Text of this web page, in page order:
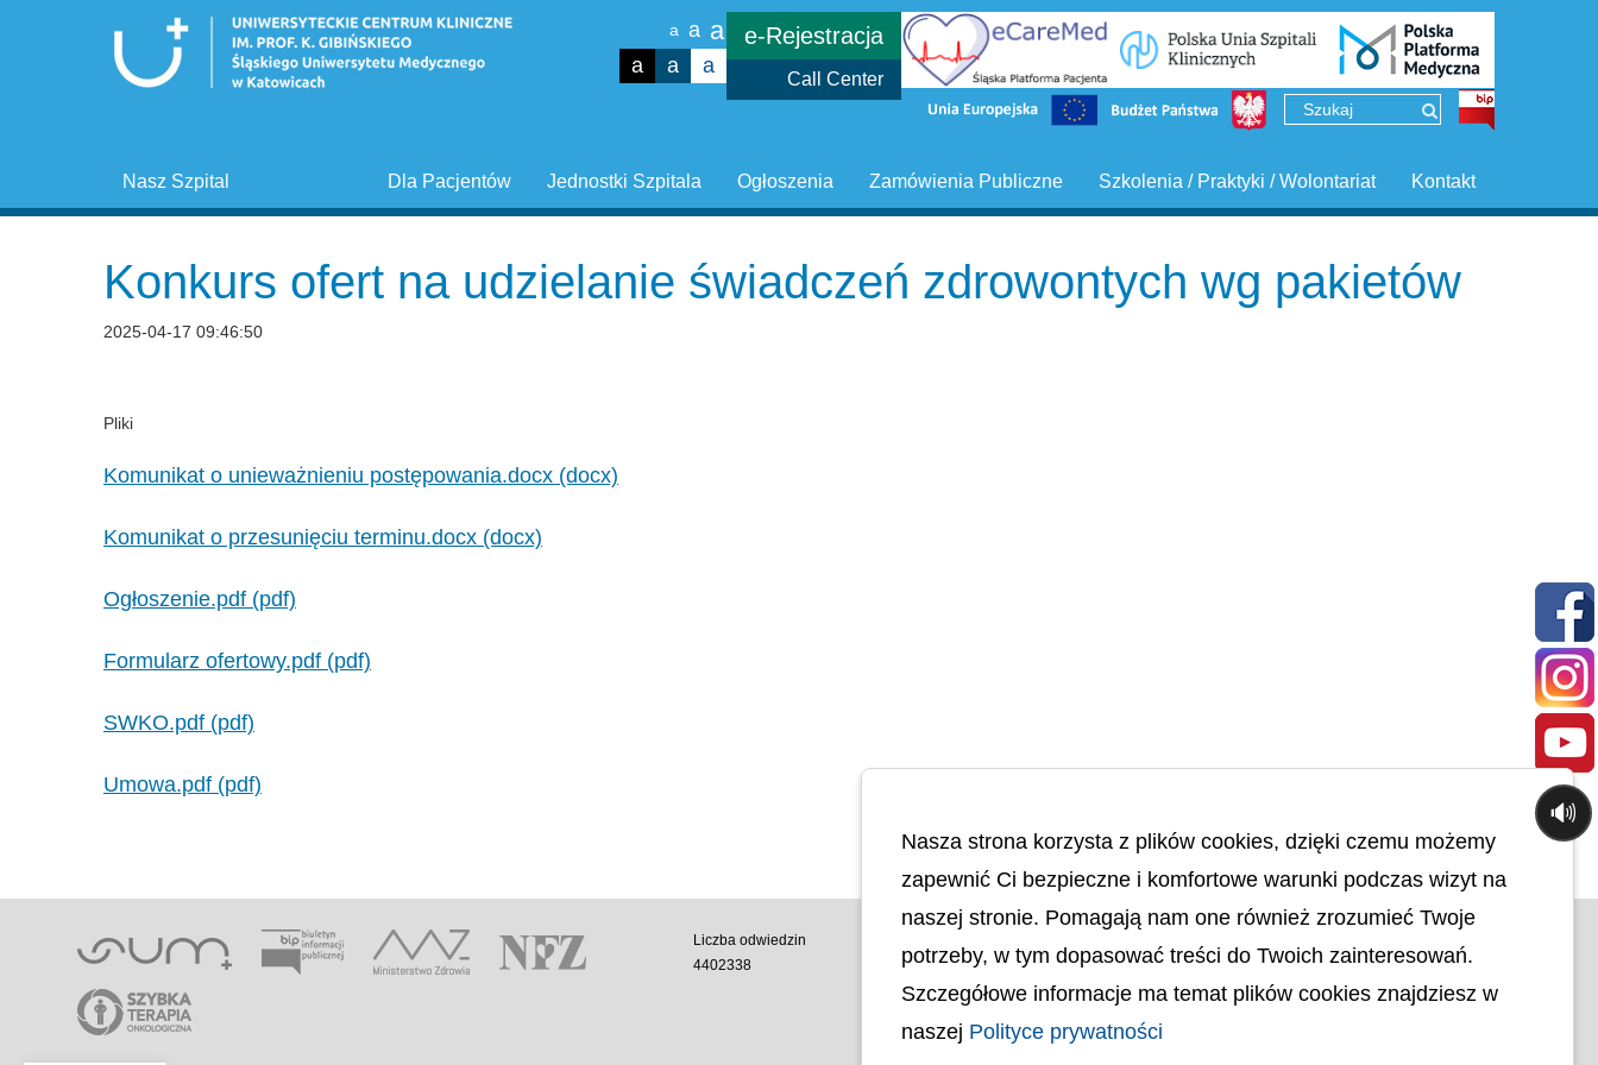
a a a
a a a
e-Rejestracja
Call Center
Kontakt
Szkolenia / Praktyki / Wolontariat
Zamówienia Publiczne
Ogłoszenia
Jednostki Szpitala
Dla Pacjentów
Nasz Szpital
Konkurs ofert na udzielanie świadczeń zdrowontych wg pakietów
2025-04-17 09:46:50
Pliki
Komunikat o unieważnieniu postępowania.docx (docx)
Komunikat o przesunięciu terminu.docx (docx)
Ogłoszenie.pdf (pdf)
Formularz ofertowy.pdf (pdf)
SWKO.pdf (pdf)
Umowa.pdf (pdf)
Liczba odwiedzin
4402338
Polityka prywatności
Mapa strony
Deklaracja Dostępności
Projekt i wykonanie:
Nasza strona korzysta z plików cookies, dzięki czemu możemy
zapewnić Ci bezpieczne i komfortowe warunki podczas wizyt na
naszej stronie. Pomagają nam one również zrozumieć Twoje
potrzeby, w tym dopasować treści do Twoich zainteresowań.
Szczegółowe informacje ma temat plików cookies znajdziesz w
naszej Polityce prywatności
🔊